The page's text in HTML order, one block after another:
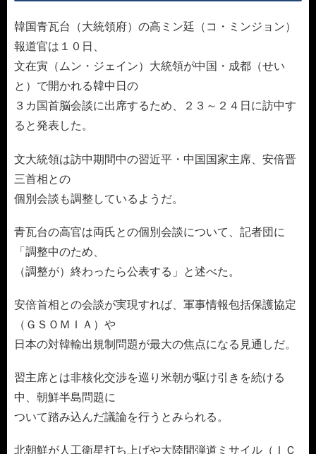
韓国青瓦台（大統領府）の高ミン廷（コ・ミンジョン）
報道官は１０日、
文在寅（ムン・ジェイン）大統領が中国・成都（せい
と）で開かれる韓中日の
３カ国首脳会談に出席するため、２３～２４日に訪中す
ると発表した。
文大統領は訪中期間中の習近平・中国国家主席、安倍晋
三首相との
個別会談も調整しているようだ。
青瓦台の高官は両氏との個別会談について、記者団に
「調整中のため、
（調整が）終わったら公表する」と述べた。
安倍首相との会談が実現すれば、軍事情報包括保護協定
（ＧＳＯＭＩＡ）や
日本の対韓輸出規制問題が最大の焦点になる見通しだ。
習主席とは非核化交渉を巡り米朝が駆け引きを続ける
中、朝鮮半島問題に
ついて踏み込んだ議論を行うとみられる。
北朝鮮が人工衛星打ち上げや大陸間弾道ミサイル（ＩＣ